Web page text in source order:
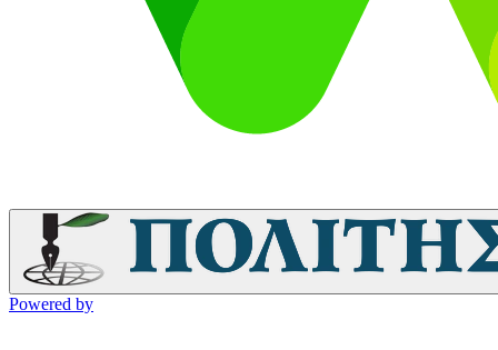
Powered by